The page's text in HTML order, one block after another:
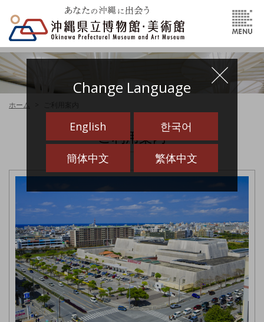
Change Language
English 한국어
簡体中文 繁体中文
ホーム
ご利用案内